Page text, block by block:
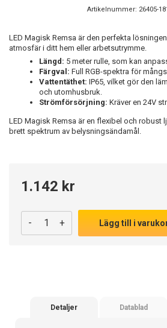
Artikelnummer: 26405-
LED Magisk Remsa är den perfekta
atmosfär i ditt hem eller arbetsutrymme.
Längd: 5 meter rulle, som kan
Färgval: Full RGB-spektra för
Vattentäthet: IP65, vilket gör den
och utomhusbruk.
Strömförsörjning: Kräver en 24V
LED Magisk Remsa är en flexibel och robust
brett spektrum av belysningsändamål.
1.142 kr
- + Lägg till i
Detaljer Datablad